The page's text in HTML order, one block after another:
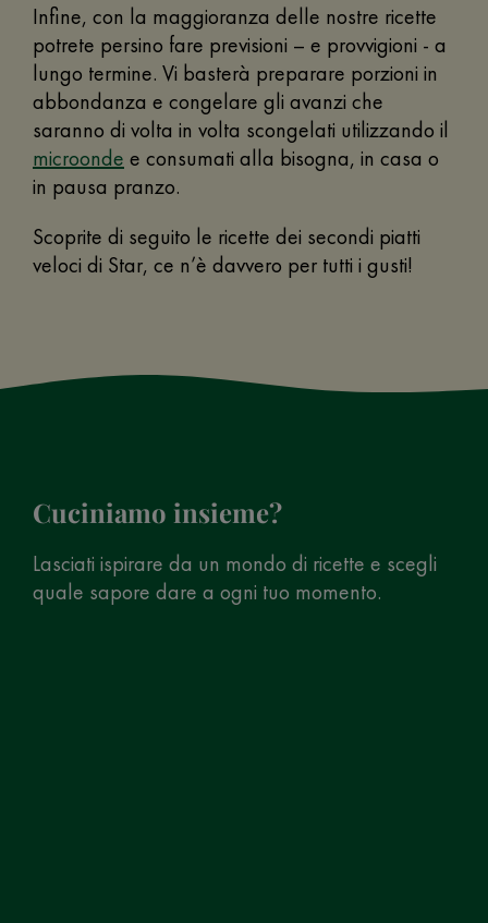
Infine, con la maggioranza delle nostre ricette
potrete persino fare previsioni – e provvigioni - a
lungo termine. Vi basterà preparare porzioni in
abbondanza e congelare gli avanzi che
saranno di volta in volta scongelati utilizzando il
microonde e consumati alla bisogna, in casa o
in pausa pranzo.
Scoprite di seguito le ricette dei secondi piatti
veloci di Star, ce n’è davvero per tutti i gusti!
Cuciniamo insieme?
Lasciati ispirare da un mondo di ricette e scegli
quale sapore dare a ogni tuo momento.